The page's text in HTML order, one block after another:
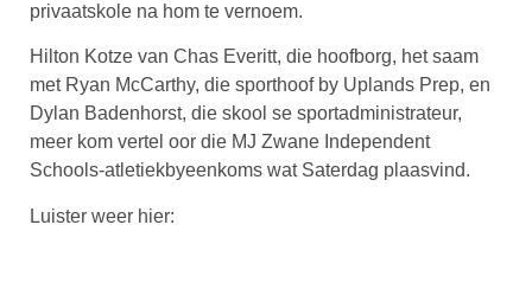
privaatskole na hom te vernoem.
Hilton Kotze van Chas Everitt, die hoofborg, het saam
met Ryan McCarthy, die sporthoof by Uplands Prep, en
Dylan Badenhorst, die skool se sportadministrateur,
meer kom vertel oor die MJ Zwane Independent
Schools-atletiekbyeenkoms wat Saterdag plaasvind.
Luister weer hier: